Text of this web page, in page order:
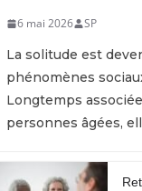
6 mai 2026 SP
La solitude est
phénomènes
Longtemps
personnes âgées,